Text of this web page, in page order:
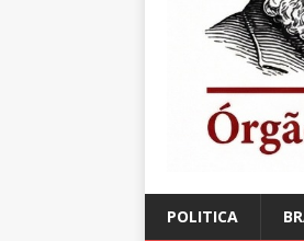
POLITICA